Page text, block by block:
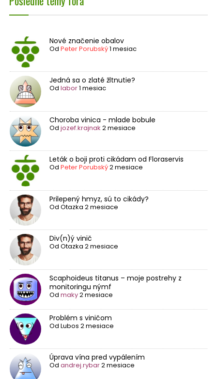
Nové značenie obalov
Od Peter Porubský1 mesiac
Jedná sa o zlaté žltnutie?
Od labor1 mesiac
Choroba vinica - mlade bobule
Od jozef.krajnak 2 mesiace
Leták o boji proti cikádam od Floraservis
Od Peter Porubský2 mesiace
Prilepený hmyz, sú to cikády?
Od Otazka 2 mesiace
Div(n)ý vinič
Od Otazka 2 mesiace
Scaphoideus titanus – moje postrehy z
monitoringu nýmf
Od maky2 mesiace
Problém s viničom
Od Lubos 2 mesiace
Úprava vína pred vypálením
Od andrej.rybar2 mesiace